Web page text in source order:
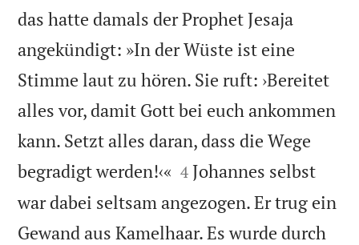
das hatte damals der Prophet Jesaja
angekündigt: »In der Wüste ist eine
Stimme laut zu hören. Sie ruft: ›Bereitet
alles vor, damit Gott bei euch ankommen
kann. Setzt alles daran, dass die Wege
begradigt werden!‹« 

4 Johannes selbst
war dabei seltsam angezogen. Er trug ein
Gewand aus Kamelhaar. Es wurde durch